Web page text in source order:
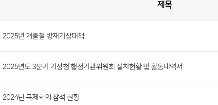
공
개
정
보
목
록
류,
제목
2025년 겨울철 방재기상대책
2025년도 3분기 기상청 행정기관위원회 설치현황 및 활동내역서
2024년 국제회의 참석 현황